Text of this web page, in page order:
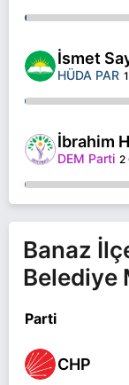
İsmet
HÜDA PAR
İbrahim
DEM Parti 2
Banaz
Belediye
Parti
CHP